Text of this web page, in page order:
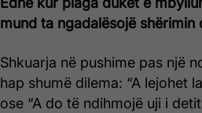
mund ta ngadalësojë
Shkuarja në pushime pas një
hap shumë dilema: “A lejohet
ose “A do të ndihmojë uji i